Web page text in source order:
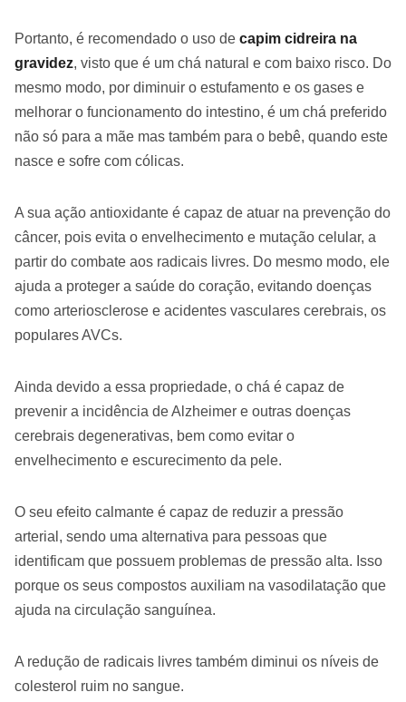
Portanto, é recomendado o uso de capim cidreira na
gravidez, visto que é um chá natural e com baixo risco. Do
mesmo modo, por diminuir o estufamento e os gases e
melhorar o funcionamento do intestino, é um chá preferido
não só para a mãe mas também para o bebê, quando este
nasce e sofre com cólicas.
A sua ação antioxidante é capaz de atuar na prevenção do
câncer, pois evita o envelhecimento e mutação celular, a
partir do combate aos radicais livres. Do mesmo modo, ele
ajuda a proteger a saúde do coração, evitando doenças
como arteriosclerose e acidentes vasculares cerebrais, os
populares AVCs.
Ainda devido a essa propriedade, o chá é capaz de
prevenir a incidência de Alzheimer e outras doenças
cerebrais degenerativas, bem como evitar o
envelhecimento e escurecimento da pele.
O seu efeito calmante é capaz de reduzir a pressão
arterial, sendo uma alternativa para pessoas que
identificam que possuem problemas de pressão alta. Isso
porque os seus compostos auxiliam na vasodilatação que
ajuda na circulação sanguínea.
A redução de radicais livres também diminui os níveis de
colesterol ruim no sangue.